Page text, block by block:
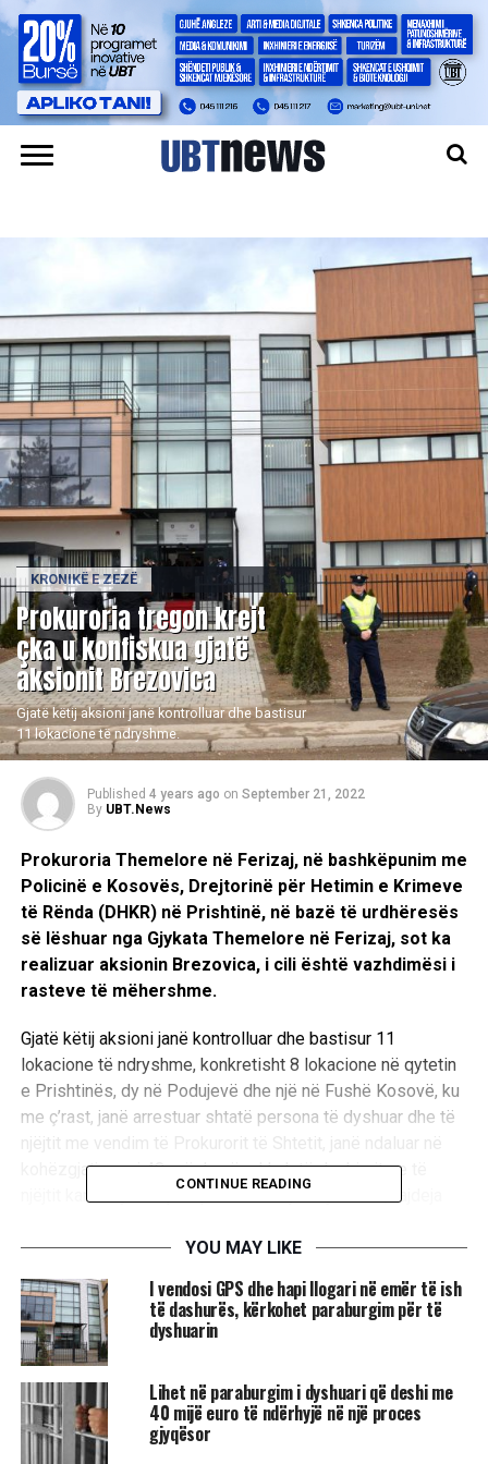
KRONIKË E ZEZË
​Prokuroria tregon krejt
çka u konfiskua gjatë
aksionit Brezovica
Gjatë këtij aksioni janë kontrolluar dhe bastisur
11 lokacione të ndryshme.
Published 4 years ago on September 21, 2022
By UBT.News
Prokuroria Themelore në Ferizaj, në bashkëpunim me
Policinë e Kosovës, Drejtorinë për Hetimin e Krimeve
të Rënda (DHKR) në Prishtinë, në bazë të urdhëresës
së lëshuar nga Gjykata Themelore në Ferizaj, sot ka
realizuar aksionin Brezovica, i cili është vazhdimësi i
rasteve të mëhershme.
Gjatë këtij aksioni janë kontrolluar dhe bastisur 11
lokacione të ndryshme, konkretisht 8 lokacione në qytetin
e Prishtinës, dy në Podujevë dhe një në Fushë Kosovë, ku
me ç’rast, janë arrestuar shtatë persona të dyshuar dhe të
njëjtit me vendim të Prokurorit të Shtetit, janë ndaluar në
kohëzgjatje prej 48 orësh, për shkak të dyshimit se të
njëjtit kanë kryer veprat penale marrja e ryshfetit, fajdeja
sekuestruar:
Certifikatë e pronësisë (10 fletë)
Skicë (një fletë) dhe
Telefon mobil, IPHONE 11 PRO, ngjyrë hiri.
CONTINUE READING
YOU MAY LIKE
​I vendosi GPS dhe hapi llogari në emër të ish
të dashurës, kërkohet paraburgim për të
dyshuarin
Lihet në paraburgim i dyshuari që deshi me
40 mijë euro të ndërhyjë në një proces
gjyqësor